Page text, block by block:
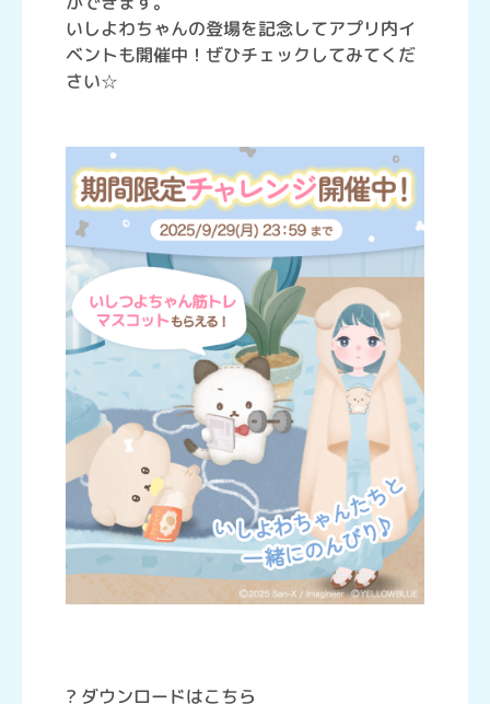
いしよわちゃんの登場を記念してアプリ内イ
ベントも開催中！ぜひチェックしてみてくだ
さい☆
? ダウンロードはこちら